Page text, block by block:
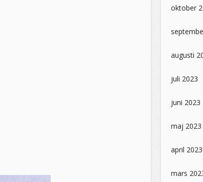
oktober
augusti
juli 2023
juni 2023
maj 2023
april 2023
mars